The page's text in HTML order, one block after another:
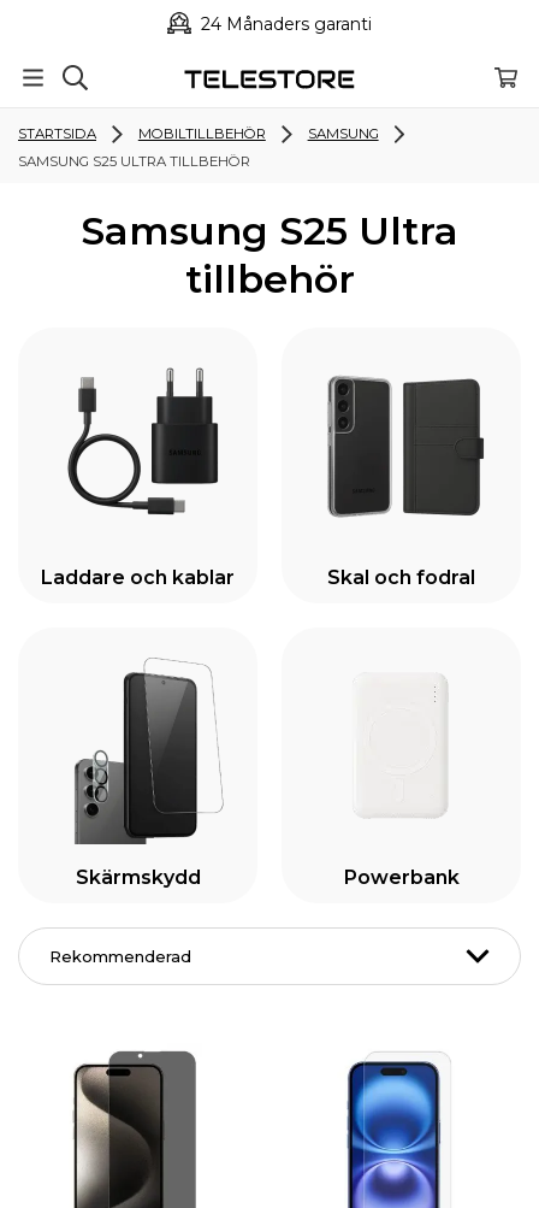
24 Månaders garanti
STARTSIDA MOBILTILLBEHÖR
SAMSUNG
SAMSUNG S25 ULTRA TILLBEHÖR
Samsung S25 Ultra
tillbehör
Laddare och kablar Skal och fodral
Skärmskydd Powerbank